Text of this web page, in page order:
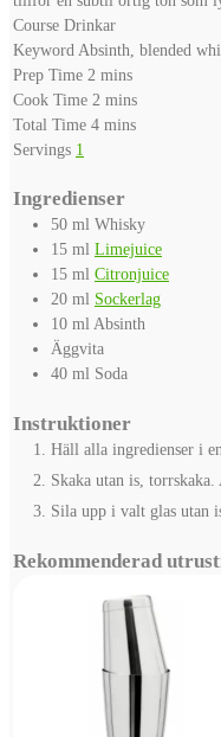
Course Drinkar
Keyword Absinth, blended
Prep Time 2 minutes
mins
Cook Time 2 minutes
mins
Total Time 4minutes
mins
Servings 1
Ingredienser
50 ml Whisky
15 ml Limejuice
15 ml Citronjuice
20 ml Sockerlag
10 mlAbsinth
Äggvita
40 ml Soda
Instruktioner
Häll alla ingredienser i
Skaka utan is,
Sila upp i valt glas utan
Rekommenderad